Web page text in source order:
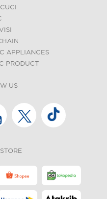
APPLIANCES
PRODUCT
US